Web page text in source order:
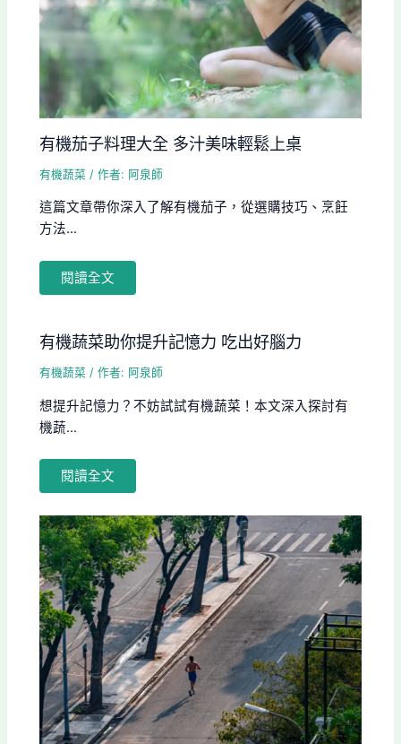
有機茄子料理大全 多汁美味輕鬆上桌
有機蔬菜 / 作者: 阿泉師
這篇文章帶你深入了解有機茄子，從選購技巧、烹飪
方法...
閱讀全文
有機蔬菜助你提升記憶力 吃出好腦力
有機蔬菜 / 作者: 阿泉師
想提升記憶力？不妨試試有機蔬菜！本文深入探討有
機蔬...
閱讀全文